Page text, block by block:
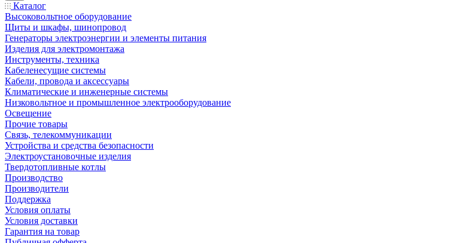
Каталог
Высоковольтное оборудование
Щиты и шкафы, шинопровод
Генераторы электроэнергии и элементы питания
Изделия для электромонтажа
Инструменты, техника
Кабеленесущие системы
Кабели, провода и аксессуары
Климатические и инженерные системы
Низковольтное и промышленное электрооборудование
Освещение
Прочие товары
Связь, телекоммуникации
Устройства и средства безопасности
Электроустановочные изделия
Твердотопливные котлы
Производство
Производители
Поддержка
Условия оплаты
Условия доставки
Гарантия на товар